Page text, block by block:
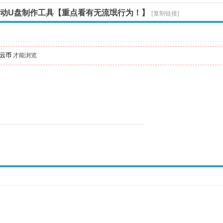
U盘制作工具【重点看有无流氓行为！】 [复制链接]
币 才能浏览